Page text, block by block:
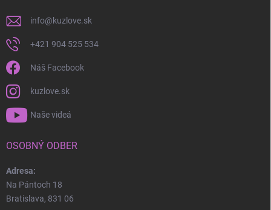
info@kuzlove.sk
+421 904 525 534
Náš Facebook
kuzlove.sk
Naše videá
OSOBNÝ ODBER
Adresa:
Na Pántoch 18
Bratislava, 831 06